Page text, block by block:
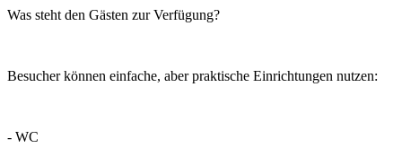
Was steht den Gästen zur Verfügung?
Besucher können einfache, aber praktische Einrichtungen nutzen:
- WC